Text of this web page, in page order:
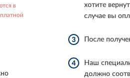
в
хотите
случае вы
3 После
4
Наш
должно